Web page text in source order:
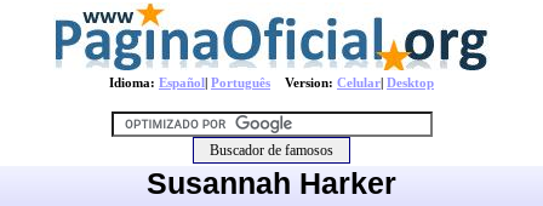
Idioma: Español| Português Version: Celular| Desktop
Susannah Harker